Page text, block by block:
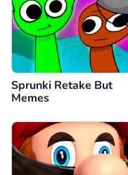
Sprunki Retake But
Memes